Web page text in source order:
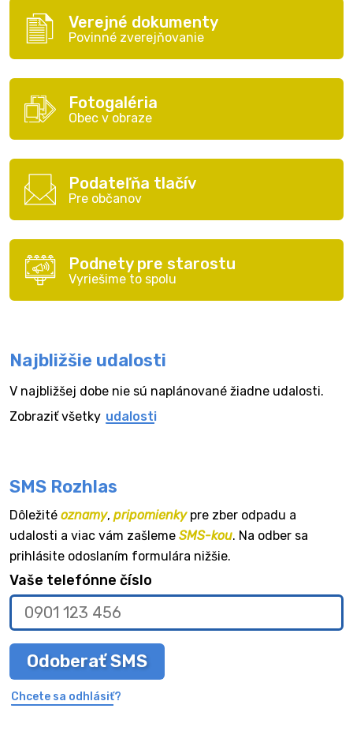
Verejné dokumenty
Povinné zverejňovanie
Fotogaléria
Obec v obraze
Podateľňa tlačív
Pre občanov
Podnety pre starostu
Vyriešime to spolu
Najbližšie udalosti
V najbližšej dobe nie sú naplánované žiadne udalosti.
Zobraziť všetky udalosti
SMS Rozhlas
Dôležité oznamy, pripomienkypre zber odpadu a
udalosti a viac vám zašleme SMS-kou. Na odber sa
prihlásite odoslaním formulára nižšie.
Vaše telefónne číslo
Odoberať SMS
Chcete sa odhlásiť?